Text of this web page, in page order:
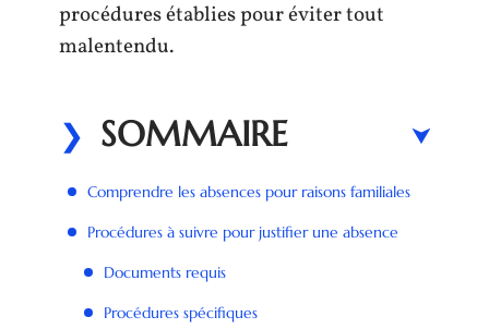
procédures établies pour éviter tout
malentendu.
SOMMAIRE
Comprendre les absences pour raisons familiales
Procédures à suivre pour justifier une absence
Documents requis
Procédures spécifiques